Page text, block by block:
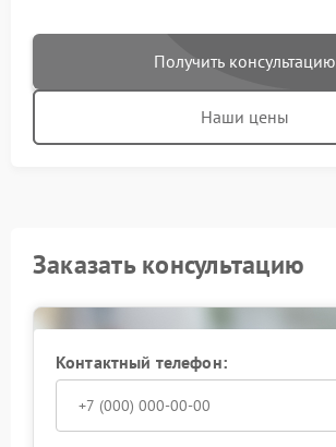
Получить консультацию
Наши цены
Заказать консультацию
Контактный телефон: